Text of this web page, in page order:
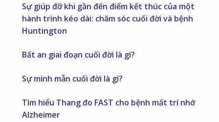
Sự giúp đỡ khi gần đến điểm kết thúc của một
hành trình kéo dài: chăm sóc cuối đời và bệnh
Huntington
Bất an giai đoạn cuối đời là gì?
Sự minh mẫn cuối đời là gì?
Tìm hiểu Thang đo FAST cho bệnh mất trí nhớ
Alzheimer